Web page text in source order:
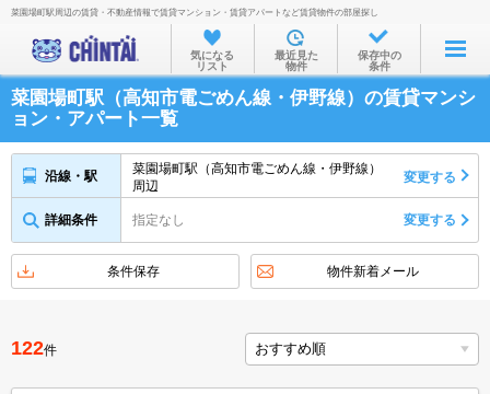
お部屋を探す
沿線・駅から
住所から
家賃相場から
不動産会社から
菜園場町駅周辺の賃貸・不動産情報で賃貸マンション・賃貸アパートなど賃貸物件の部屋探し
気になる
リスト
最近見た
物件
保存中の
条件
菜園場町駅（高知市電ごめん線・伊野線）の賃貸マンシ
ョン・アパート一覧
沿線・駅
菜園場町駅（高知市電ごめん線・伊野線）
周辺
変更する
詳細条件 指定なし 変更する
条件保存 物件新着メール
122件